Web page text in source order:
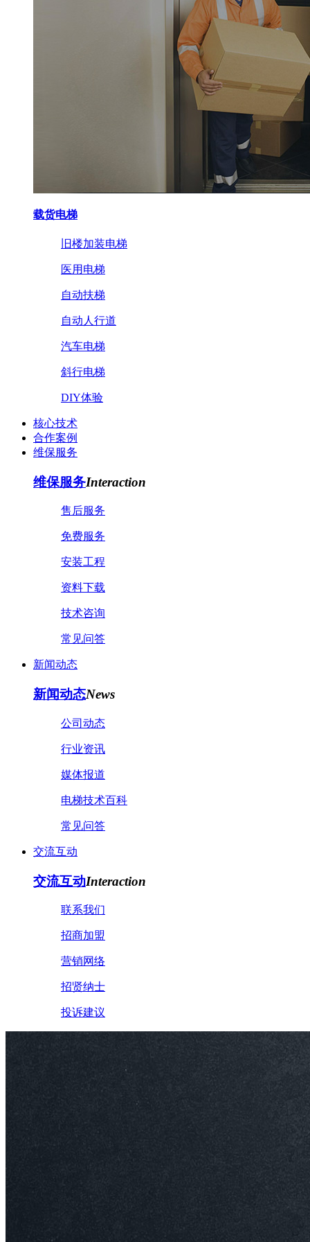
载货电梯
旧楼加装电梯
医用电梯
自动扶梯
自动人行道
汽车电梯
斜行电梯
DIY体验
核心技术
合作案例
维保服务
维保服务Interaction
售后服务
免费服务
安装工程
资料下载
技术咨询
常见问答
新闻动态
新闻动态News
公司动态
行业资讯
媒体报道
电梯技术百科
常见问答
交流互动
交流互动Interaction
联系我们
招商加盟
营销网络
招贤纳士
投诉建议